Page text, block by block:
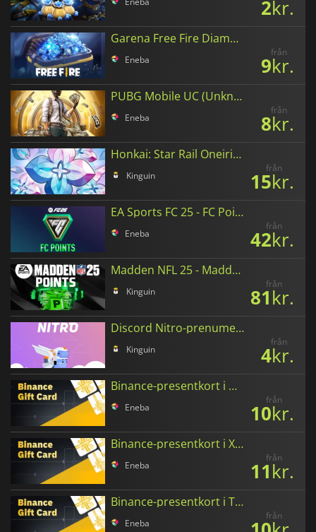
2kr.
Garena Free Fire Diamonds
Eneba
från
9kr.
PUBG Mobile UC (Unknown Cash)
Eneba
från
8kr.
Honkai: Star Rail Oneiric Shards
Kinguin
från
15kr.
EA Sports FC 25 - FC Points
Eneba
från
42kr.
Madden NFL 25 - Madden Points
Kinguin
från
81kr.
Discord Nitro-prenumerationskort
Kinguin
från
4kr.
Binance-presentkort i USD Coin
Eneba
från
10kr.
Binance-presentkort i XRP
Eneba
från
11kr.
Binance-presentkort i Tether
Eneba
från